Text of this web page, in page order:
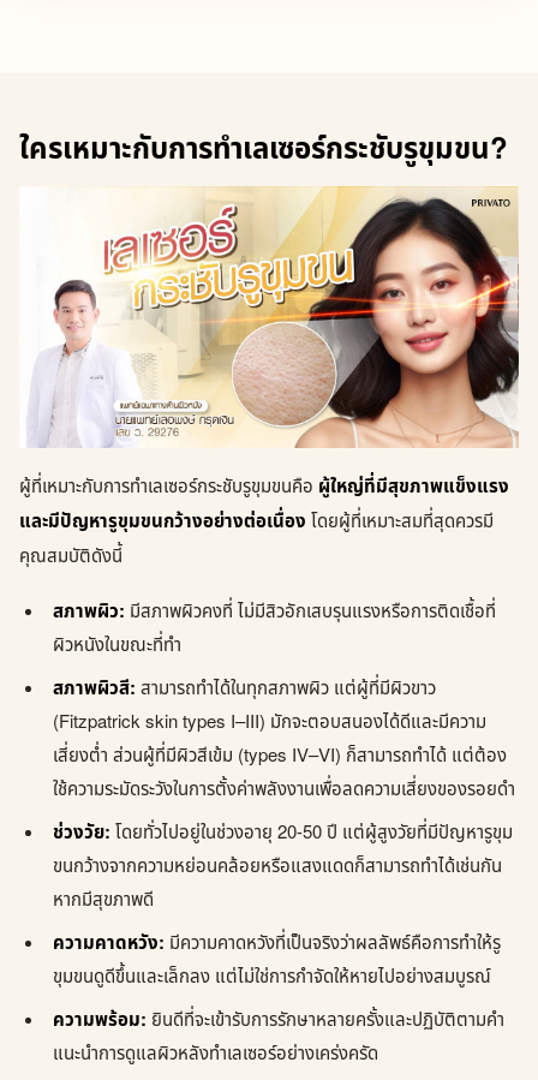
ใครเหมาะกับการทำเลเซอร์กระชับรูขุมขน?
ผู้ที่เหมาะกับการทำเลเซอร์กระชับรูขุมขนคือ ผู้ใหญ่ที่มีสุขภาพแข็งแรง
และมีปัญหารูขุมขนกว้างอย่างต่อเนื่อง โดยผู้ที่เหมาะสมที่สุดควรมี
คุณสมบัติดังนี้
สภาพผิว: มีสภาพผิวคงที่ ไม่มีสิวอักเสบรุนแรงหรือการติดเชื้อที่
ผิวหนังในขณะที่ทำ
สภาพผิวสี: สามารถทำได้ในทุกสภาพผิว แต่ผู้ที่มีผิวขาว
(Fitzpatrick skin types I–III) มักจะตอบสนองได้ดีและมีความ
เสี่ยงต่ำ ส่วนผู้ที่มีผิวสีเข้ม (types IV–VI) ก็สามารถทำได้ แต่ต้อง
ใช้ความระมัดระวังในการตั้งค่าพลังงานเพื่อลดความเสี่ยงของรอยดำ
ช่วงวัย: โดยทั่วไปอยู่ในช่วงอายุ 20-50 ปี แต่ผู้สูงวัยที่มีปัญหารูขุม
ขนกว้างจากความหย่อนคล้อยหรือแสงแดดก็สามารถทำได้เช่นกัน
หากมีสุขภาพดี
ความคาดหวัง: มีความคาดหวังที่เป็นจริงว่าผลลัพธ์คือการทำให้รู
ขุมขนดูดีขึ้นและเล็กลง แต่ไม่ใช่การกำจัดให้หายไปอย่างสมบูรณ์
ความพร้อม: ยินดีที่จะเข้ารับการรักษาหลายครั้งและปฏิบัติตามคำ
แนะนำการดูแลผิวหลังทำเลเซอร์อย่างเคร่งครัด